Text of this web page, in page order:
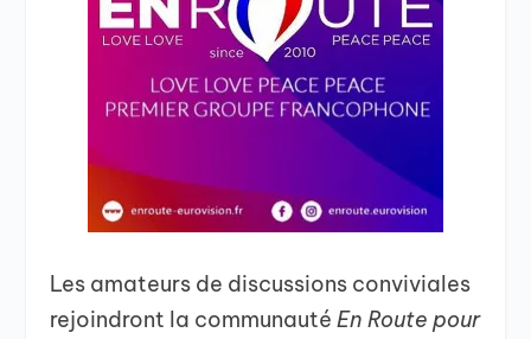
Les amateurs de discussions conviviales
rejoindront la communautéEn Route pour